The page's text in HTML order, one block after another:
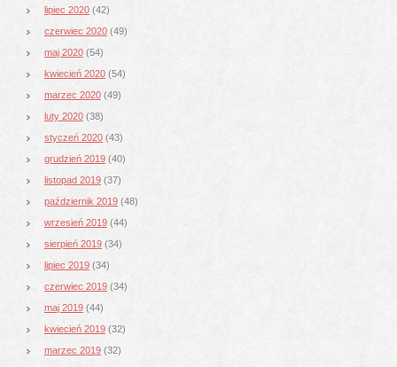
lipiec 2020 (42)
czerwiec 2020 (49)
maj 2020 (54)
kwiecień 2020 (54)
marzec 2020 (49)
luty 2020 (38)
styczeń 2020 (43)
grudzień 2019 (40)
listopad 2019 (37)
październik 2019 (48)
wrzesień 2019 (44)
sierpień 2019 (34)
lipiec 2019 (34)
czerwiec 2019 (34)
maj 2019 (44)
kwiecień 2019 (32)
marzec 2019 (32)